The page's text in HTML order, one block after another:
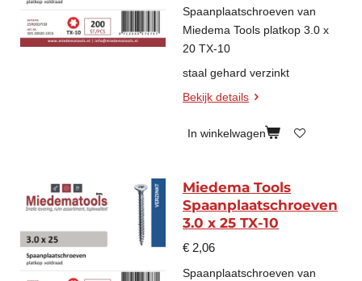
Spaanplaatschroeven van
Miedema Tools platkop 3.0 x
20 TX-10
staal gehard verzinkt
Bekijk details
In winkelwagen
Miedema Tools
Spaanplaatschroeven
3.0 x 25 TX-10
€ 2,06
Spaanplaatschroeven van